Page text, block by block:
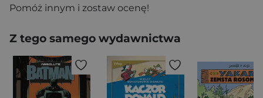
Pomóż innym i zostaw ocenę!
Z tego samego wydawnictwa